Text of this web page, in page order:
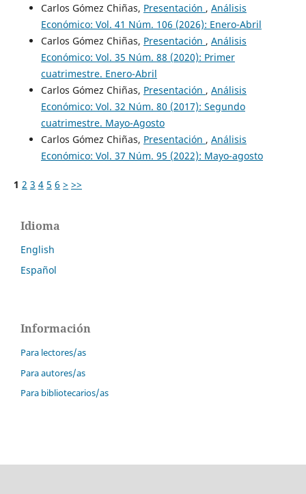
Carlos Gómez Chiñas, Presentación , Análisis
Económico: Vol. 41 Núm. 106 (2026): Enero-Abril
Carlos Gómez Chiñas, Presentación , Análisis
Económico: Vol. 35 Núm. 88 (2020): Primer
cuatrimestre. Enero-Abril
Carlos Gómez Chiñas, Presentación , Análisis
Económico: Vol. 32 Núm. 80 (2017): Segundo
cuatrimestre. Mayo-Agosto
Carlos Gómez Chiñas, Presentación , Análisis
Económico: Vol. 37 Núm. 95 (2022): Mayo-agosto
1 2 3 4 5 6 > >>
Idioma
English
Español
Información
Para lectores/as
Para autores/as
Para bibliotecarios/as